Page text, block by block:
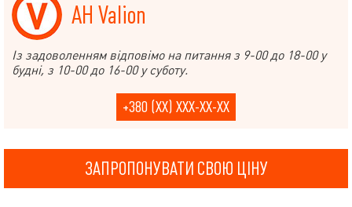
АН Valion
Із задоволенням відповімо на питання з 9-00 до 18-00 у
будні, з 10-00 до 16-00 у суботу.
+380 (XX) XXX-XX-XX
ЗАПРОПОНУВАТИ СВОЮ ЦІНУ